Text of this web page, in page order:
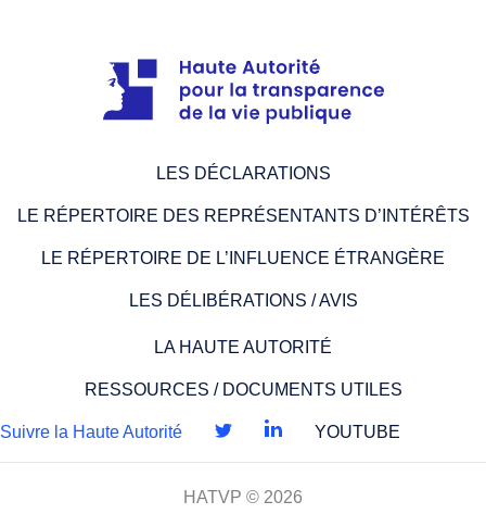
LES DÉCLARATIONS
LE RÉPERTOIRE DES REPRÉSENTANTS D’INTÉRÊTS
LE RÉPERTOIRE DE L’INFLUENCE ÉTRANGÈRE
LES DÉLIBÉRATIONS / AVIS
LA HAUTE AUTORITÉ
RESSOURCES / DOCUMENTS UTILES
Suivre la Haute Autorité YOUTUBE
HATVP © 2026